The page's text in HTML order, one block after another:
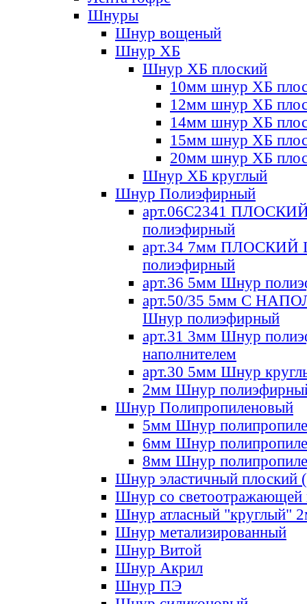
Шнуры
Шнур вощеный
Шнур ХБ
Шнур ХБ плоский
10мм шнур ХБ
12мм шнур ХБ
14мм шнур ХБ
15мм шнур ХБ
20мм шнур ХБ
Шнур ХБ круглый
Шнур Полиэфирный
арт.06С2341
полиэфирный
арт.34 7мм ПЛОСКИЙ
полиэфирный
арт.36 5мм Шнур
арт.50/35 5мм С
Шнур полиэфирный
арт.31 3мм Шнур
наполнителем
арт.30 5мм Шнур
2мм Шнур
Шнур Полипропиленовый
5мм Шнур
6мм Шнур
8мм Шнур
Шнур эластичный плоский
Шнур со светоотражающей
Шнур атласный "круглый"
Шнур метализированный
Шнур Витой
Шнур Акрил
Шнур ПЭ